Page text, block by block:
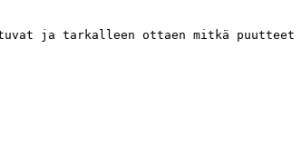
ja tarkalleen ottaen mitkä puutteet